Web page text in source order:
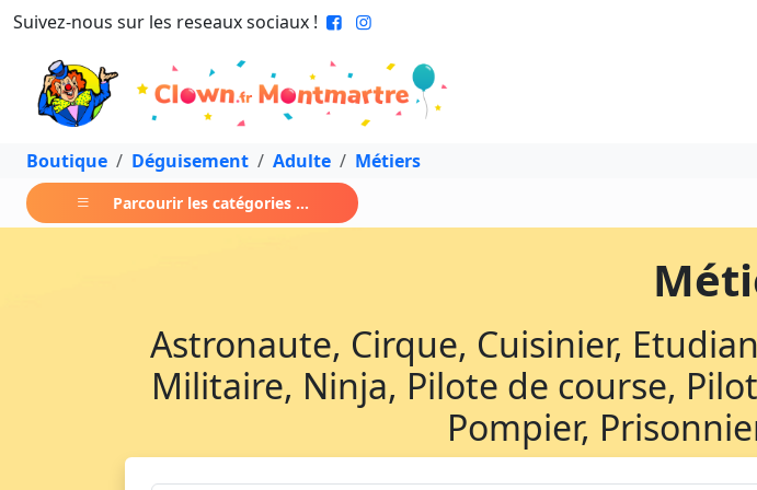
Suivez-nous sur les reseaux sociaux !
Boutique Déguisement Adulte Métiers
Parcourir les catégories ...
Astronaute, Cirque, Cuisinier,
Militaire, Ninja, Pilote de course,
Pompier,